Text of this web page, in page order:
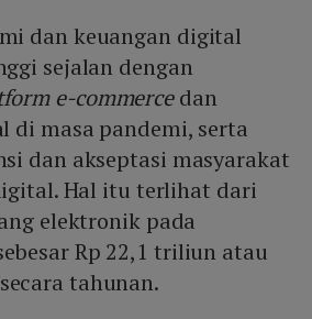
dan keuangan digital
sejalan dengan
e-commercedan
di masa pandemi, serta
dan akseptasi masyarakat
Hal itu terlihat dari
elektronik pada
Rp 22,1 triliun atau
tahunan.